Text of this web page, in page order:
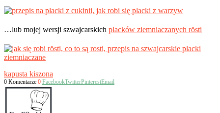
…lub mojej wersji szwajcarskich placków ziemniaczanych rösti
kapusta kiszona
0 Komentarze 0 FacebookTwitterPinterestEmail